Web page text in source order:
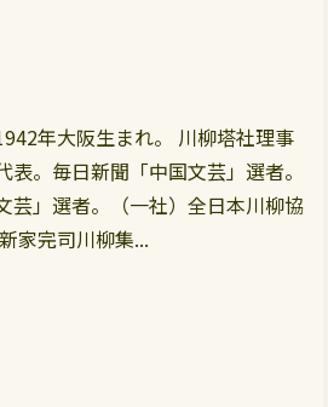
年大阪生まれ。 川柳塔社理事
。毎日新聞「中国文芸」選者。
芸」選者。（一社）全日本川柳協
家完司川柳集...